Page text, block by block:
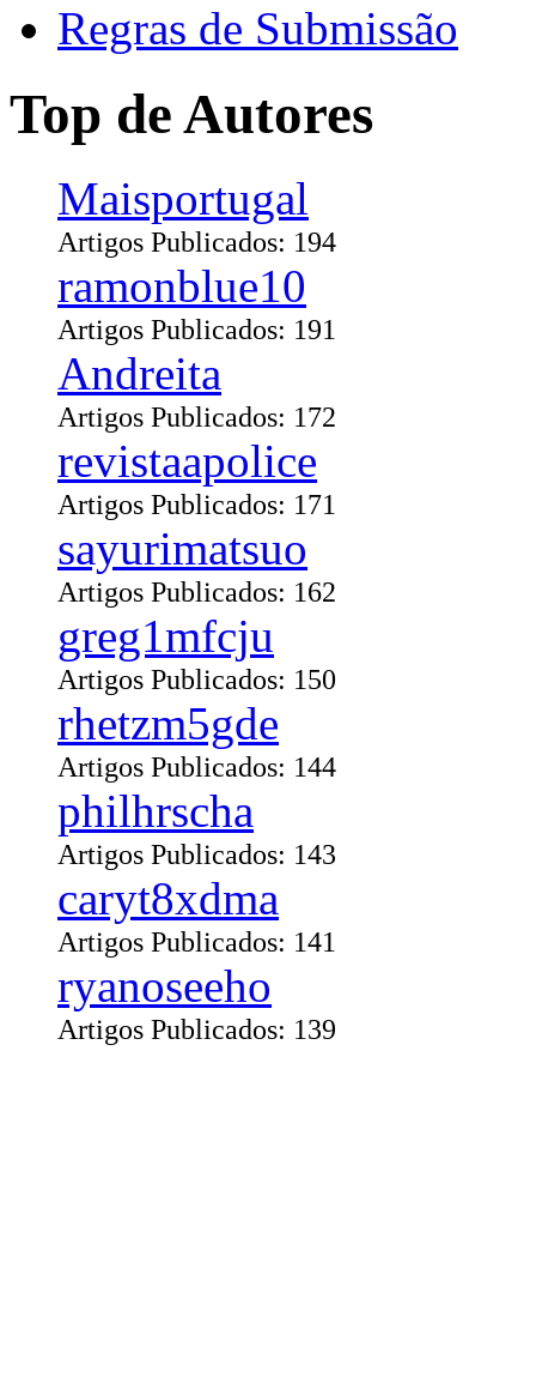
Regras de Submissão
Top de Autores
Maisportugal
Artigos Publicados: 194
ramonblue10
Artigos Publicados: 191
Andreita
Artigos Publicados: 172
revistaapolice
Artigos Publicados: 171
sayurimatsuo
Artigos Publicados: 162
greg1mfcju
Artigos Publicados: 150
rhetzm5gde
Artigos Publicados: 144
philhrscha
Artigos Publicados: 143
caryt8xdma
Artigos Publicados: 141
ryanoseeho
Artigos Publicados: 139